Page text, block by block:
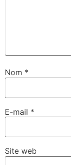
Nom *
E-mail *
Site web